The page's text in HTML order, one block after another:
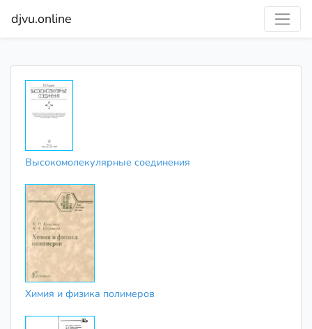
djvu.online
Высокомолекулярные соединения
Химия и физика полимеров